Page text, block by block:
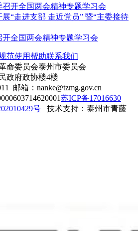
召开全国两会精神专题学习会
“走进支部 走近党员” 暨“主委接待
开全国两会精神专题学习会
范使用帮助联系我们
命委员会泰州市委员会
政府政协楼4楼
邮箱：nanke@tzmg.gov.cn
苏ICP备17016630
号
技术支持：泰州市青藤